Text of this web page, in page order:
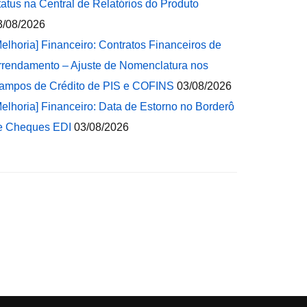
na Central de Relatórios do Produto
08/2026
Financeiro: Contratos Financeiros de
– Ajuste de Nomenclatura nos
de Crédito de PIS e COFINS 03/08/2026
Financeiro: Data de Estorno no Borderô
Cheques EDI 03/08/2026